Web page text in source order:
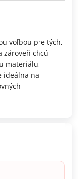
voľbou pre tých,
zároveň chcú
materiálu,
ideálna na